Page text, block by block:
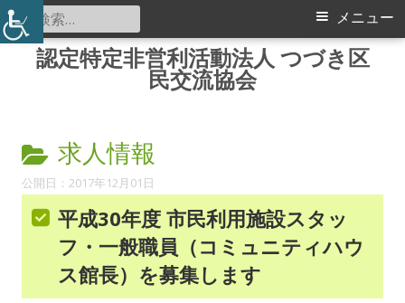
認定特定非営利活動法人 つづき区
民交流協会
メ
メニュー
検
索:
カ
テ
ゴ
リ
ー:
求人情報
2017年12月01日
平成30年度 市民利用施設スタッ
フ・一般職員（コミュニティハウ
ス館長）を募集します